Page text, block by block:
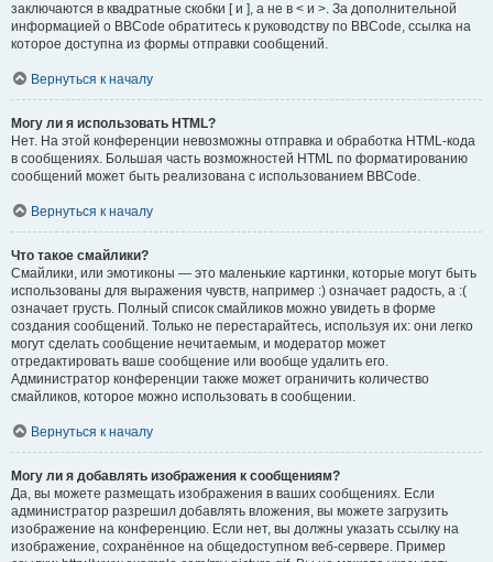
заключаются в квадратные скобки [ и ], а не в < и >. За дополнительной
информацией о BBCode обратитесь к руководству по BBCode, ссылка на
которое доступна из формы отправки сообщений.
Вернуться к началу
Могу ли я использовать HTML?
Нет. На этой конференции невозможны отправка и обработка HTML-кода
в сообщениях. Большая часть возможностей HTML по форматированию
сообщений может быть реализована с использованием BBCode.
Вернуться к началу
Что такое смайлики?
Смайлики, или эмотиконы — это маленькие картинки, которые могут быть
использованы для выражения чувств, например :) означает радость, а :(
означает грусть. Полный список смайликов можно увидеть в форме
создания сообщений. Только не перестарайтесь, используя их: они легко
могут сделать сообщение нечитаемым, и модератор может
отредактировать ваше сообщение или вообще удалить его.
Администратор конференции также может ограничить количество
смайликов, которое можно использовать в сообщении.
Вернуться к началу
Могу ли я добавлять изображения к сообщениям?
Да, вы можете размещать изображения в ваших сообщениях. Если
администратор разрешил добавлять вложения, вы можете загрузить
изображение на конференцию. Если нет, вы должны указать ссылку на
изображение, сохранённое на общедоступном веб-сервере. Пример